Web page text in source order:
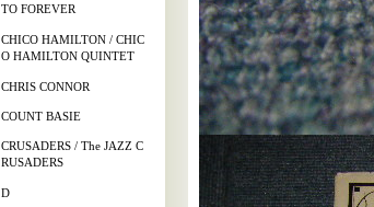
TO FOREVER
CHICO HAMILTON / CHIC
O HAMILTON QUINTET
CHRIS CONNOR
COUNT BASIE
CRUSADERS / The JAZZ C
RUSADERS
D